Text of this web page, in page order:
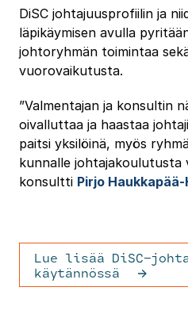
DiSC johtajuusprofiilin ja
läpikäymisen avulla
johtoryhmän toimintaa
vuorovaikutusta.
”Valmentajan ja konsultin
oivalluttaa ja haastaa
paitsi yksilöinä, myös
kunnalle johtajakoulutusta
konsultti Pirjo
Lue lisää DiSC-
käytännössä